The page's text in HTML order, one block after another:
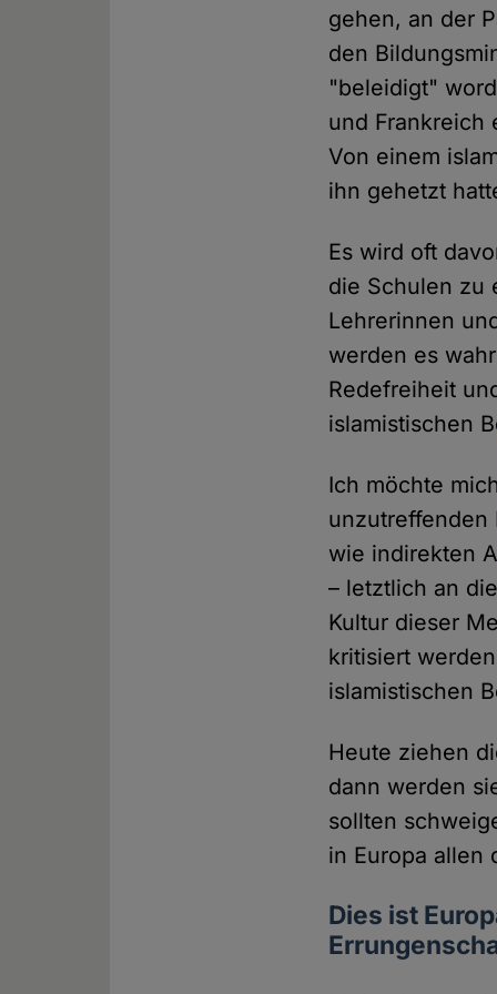
gehen, an der
den
"beleidigt"
und Frankreich
Von einem
ihn gehetzt
Es wird oft
die Schulen zu
Lehrerinnen
werden es
Redefreiheit
islamistischen
Ich möchte
unzutreffenden
wie indirekten
– letztlich an
Kultur dieser
kritisiert
islamistischen
Heute ziehen
dann werden
sollten
in Europa allen
Dies ist